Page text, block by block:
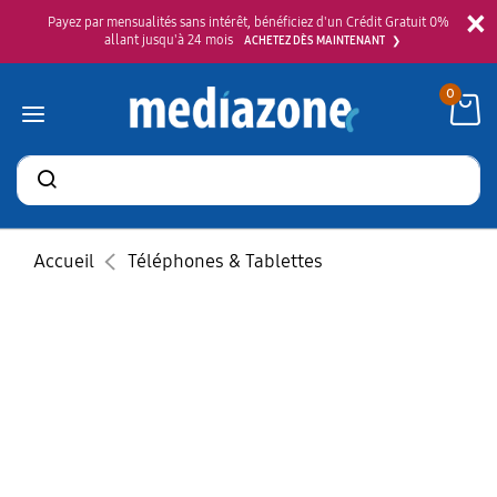
×
Payez par mensualités sans intérêt, bénéficiez d'un Crédit Gratuit 0%
allant jusqu'à 24 mois
ACHETEZ DÈS MAINTENANT
Rechercher
des
produits
0
Accueil Téléphones & Tablettes